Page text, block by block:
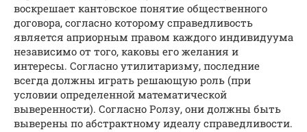
воскрешает кантовское понятие общественного
договора, согласно которому справедливость
является априорным правом каждого индивидуума
независимо от того, каковы его желания и
интересы. Согласно утилитаризму, последние
всегда должны играть решающую роль (при
условии определенной математической
выверенности). Согласно Ролзу, они должны быть
выверены по абстрактному идеалу справедливости.